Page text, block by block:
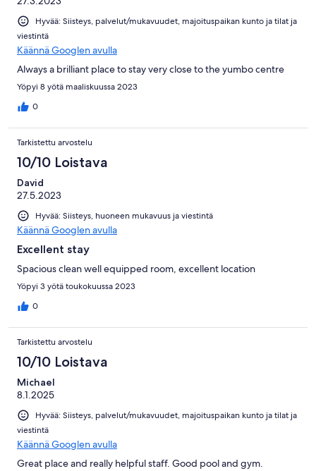
Hyvää: Siisteys, palvelut/mukavuudet, majoituspaikan kunto ja tilat ja
viestintä
Käännä Googlen avulla
Always a brilliant place to stay very close to the yumbo centre
Yöpyi 8 yötä maaliskuussa 2023
0
Tarkistettu arvostelu
10/10 Loistava
David
27.5.2023
Hyvää: Siisteys, huoneen mukavuus ja viestintä
Käännä Googlen avulla
Excellent stay
Spacious clean well equipped room, excellent location
Yöpyi 3 yötä toukokuussa 2023
0
Tarkistettu arvostelu
10/10 Loistava
Michael
8.1.2025
Hyvää: Siisteys, palvelut/mukavuudet, majoituspaikan kunto ja tilat ja
viestintä
Käännä Googlen avulla
Great place and really helpful staff. Good pool and gym.